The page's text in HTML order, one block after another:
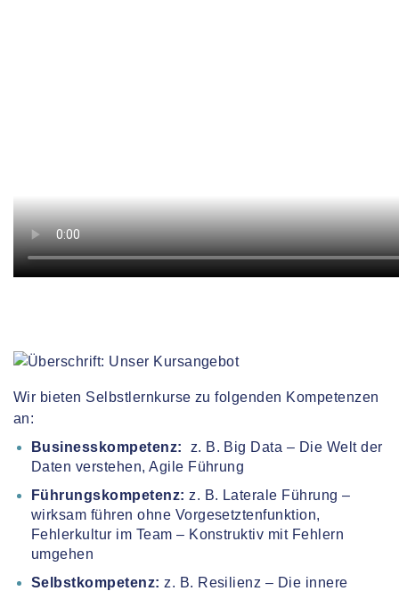
Wir bieten Selbstlernkurse zu folgenden Kompetenzen
an:
Businesskompetenz: z. B. Big Data – Die Welt der
Daten verstehen, Agile Führung
Führungskompetenz: z. B. Laterale Führung –
wirksam führen ohne Vorgesetztenfunktion,
Fehlerkultur im Team – Konstruktiv mit Fehlern
umgehen
Selbstkompetenz: z. B. Resilienz – Die innere